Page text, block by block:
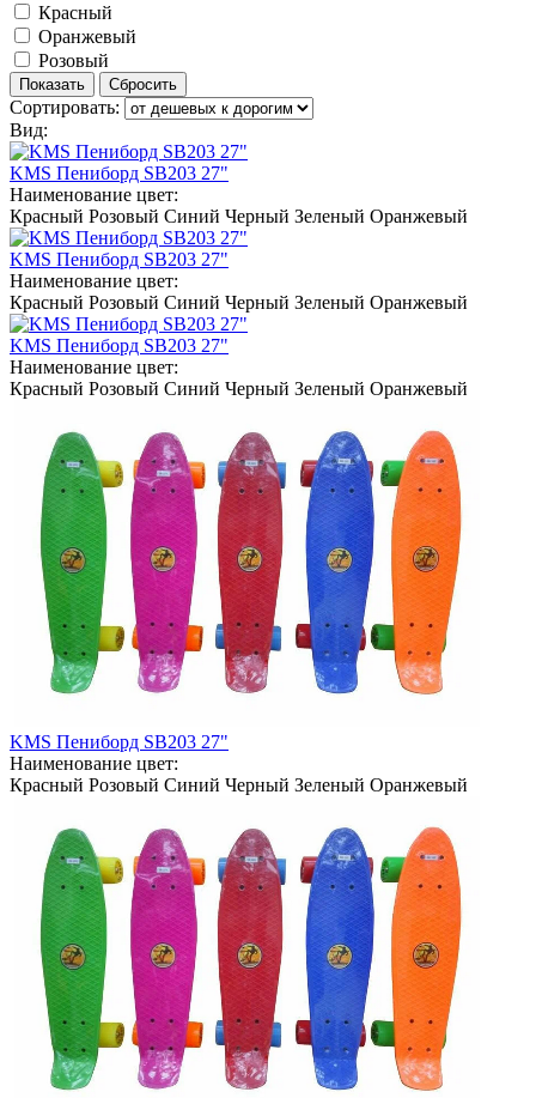
Красный
Оранжевый
Розовый
Сортировать:
Вид:
KMS Пениборд SB203 27"
Наименование цвет:
Красный Розовый Синий Черный Зеленый Оранжевый
KMS Пениборд SB203 27"
Наименование цвет:
Красный Розовый Синий Черный Зеленый Оранжевый
KMS Пениборд SB203 27"
Наименование цвет:
Красный Розовый Синий Черный Зеленый Оранжевый
KMS Пениборд SB203 27"
Наименование цвет:
Красный Розовый Синий Черный Зеленый Оранжевый